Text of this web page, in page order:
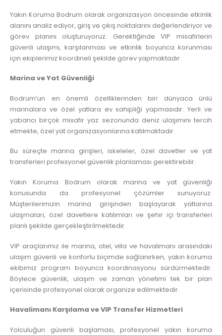
Yakın Koruma Bodrum olarak organizasyon öncesinde etkinlik
alanını analiz ediyor, giriş ve çıkış noktalarını değerlendiriyor ve
görev planını oluşturuyoruz. Gerektiğinde VIP misafirlerin
güvenli ulaşımı, karşılanması ve etkinlik boyunca korunması
için ekiplerimiz koordineli şekilde görev yapmaktadır.
Marina ve Yat Güvenliği
Bodrum’un en önemli özelliklerinden biri dünyaca ünlü
marinalara ve özel yatlara ev sahipliği yapmasıdır. Yerli ve
yabancı birçok misafir yaz sezonunda deniz ulaşımını tercih
etmekte, özel yat organizasyonlarına katılmaktadır.
Bu süreçte marina girişleri, iskeleler, özel davetler ve yat
transferleri profesyonel güvenlik planlaması gerektirebilir.
Yakın Koruma Bodrum olarak marina ve yat güvenliği
konusunda da profesyonel çözümler sunuyoruz.
Müşterilerimizin marina girişinden başlayarak yatlarına
ulaşmaları, özel davetlere katılımları ve şehir içi transferleri
planlı şekilde gerçekleştirilmektedir.
VIP araçlarımız ile marina, otel, villa ve havalimanı arasındaki
ulaşım güvenli ve konforlu biçimde sağlanırken, yakın koruma
ekibimiz program boyunca koordinasyonu sürdürmektedir.
Böylece güvenlik, ulaşım ve zaman yönetimi tek bir plan
içerisinde profesyonel olarak organize edilmektedir.
Havalimanı Karşılama ve VIP Transfer Hizmetleri
Yolculuğun güvenli başlaması, profesyonel yakın koruma